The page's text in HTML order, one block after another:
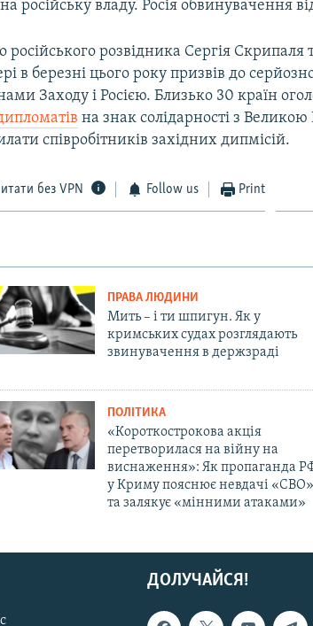
російську владу. Росія обвинувачення
розвідника Сергія Скрипаля
в березні цього року призвів до
Заходу і Росією. Близько 30 країн
на знак солідарності з Великою
співробітників західних дипмісій.
без VPN Follow us Print
ПРАВА ЛЮДИНИ
Мить – і ти шпигун. Як у
кримських судах розглядають
звинувачення в держзраді
ПОЛІТИКА
«Короткострокова акція
перетворилася на війну на
виснаження»: Як пропаганда
у Криму пояснює невдачі «СВО»
та залякує «мінними атаками»
ДОЛУЧАЙСЯ!